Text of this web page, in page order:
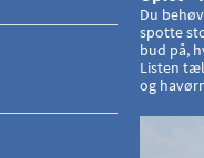
Du
spotte
bud på,
Listen
og